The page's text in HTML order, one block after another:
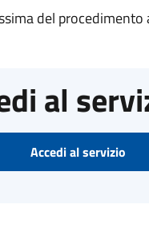
del
al
Accedi al servizio